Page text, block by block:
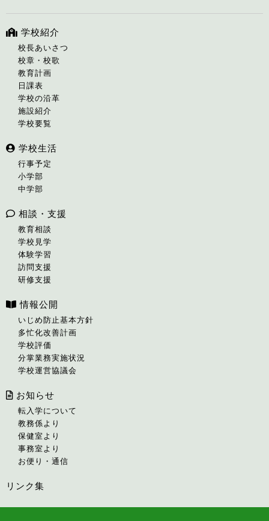
学校紹介
校長あいさつ
校章・校歌
教育計画
日課表
学校の沿革
施設紹介
学校要覧
学校生活
行事予定
小学部
中学部
相談・支援
教育相談
学校見学
体験学習
訪問支援
研修支援
情報公開
いじめ防止基本方針
多忙化改善計画
学校評価
分掌業務実施状況
学校運営協議会
お知らせ
転入学について
教務係より
保健室より
事務室より
お便り・通信
リンク集